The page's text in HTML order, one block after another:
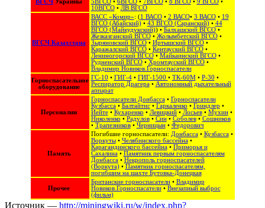
ВГСЧ Украины
5ВГСО• 6ВГСО• 7ВГСО• 8 ВГСО• 9 ВГСО•
10ВГСО• ЛВ ВГСО
ВГСЧ Казахстана
ВАСС «Комир»: (1 ВАСО• 2 ВАСО• 3 ВАСО• 19
ВГСО (Абайский)• 43 ВГСО (Саранский)• 44
ВГСО (Майкудукский)) • Балхашский ВГСО•
Жезказганский ВГСО• Жолымбетский ВГСО•
Зыряновский ВГСО• Иртышский ВГСО•
Каражалский ВГСО• Кентауский ВГСО•
Лениногорский ВГСО• Майкаинский ВГСО•
Рудненский ВГСО• Хромтауский ВГСО•
Владимир Новиков.Горноспасатели
Горноспасательное
оборудование
ГС-10 • ГИГ-4• ГИГ-1500 • ТК-60М• Р-30 •
Респиратор Драгера• Автономный дыхательный
аппарат
Персоналии
Горноспасатели Донбасса• Горноспасатели
Кузбасса• Балтайтис• Гаркаленко • Гриндлер •
Иейте• Кухаренко • Левицкий• Лосьев• Мухин•
Николенко • Радулов• Син• Соболев• Сошников
• Трапезников• Черницын• Федорович
Память
Погибшие горноспасатели: Донбасса• Кузбасса•
Воркуты• Челябинского бассейна•
Карагандинского бассейна• Приморья и
Сахалина• Памятник первым горноспасателям
Донбасса• Некрополь горноспасателей
(Воркута)• Памятник горноспасателям,
погибшим на шахте Бутовка-Донецкая
Прочее
Британские горноспасатели• Владимир
Новиков.Горноспасатели• Внезапный выброс
(фильм)
Источник — http://miningwiki.ru/w/index.php?